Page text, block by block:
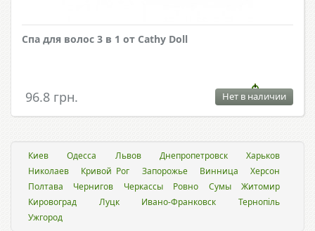
Спа для волос 3 в 1 от Cathy Doll
96.8 грн. Нет в наличии
Киев Одесса Львов Днепропетровск
Харьков
Николаев
Кривой Рог Запорожье Винница
Херсон
Полтава
Чернигов Черкассы Ровно Сумы
Житомир
Кировоград
Луцк Ивано-Франковск
Тернопіль
Ужгород